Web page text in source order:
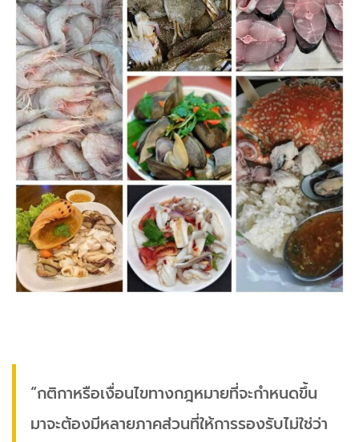
“กติกาหรือเงื่อนไขทางกฎหมายที่จะกำหนดขึ้น
มาจะต้องมีหลายภาคส่วนที่ให้การรองรับไม่ใช่ว่า